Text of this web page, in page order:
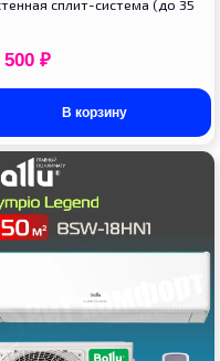
сплит-система (до 35
500 ₽
В корзину